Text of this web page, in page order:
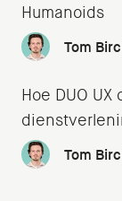
Humanoids
Tom
Hoe DUO
Tom